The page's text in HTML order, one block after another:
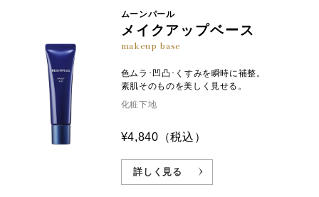
ムーンパール
メイクアップベース
makeup base
色ムラ･凹凸･くすみを瞬時に補整。
素肌そのものを美しく見せる。
化粧下地
¥4,840 （税込）
詳しく見る